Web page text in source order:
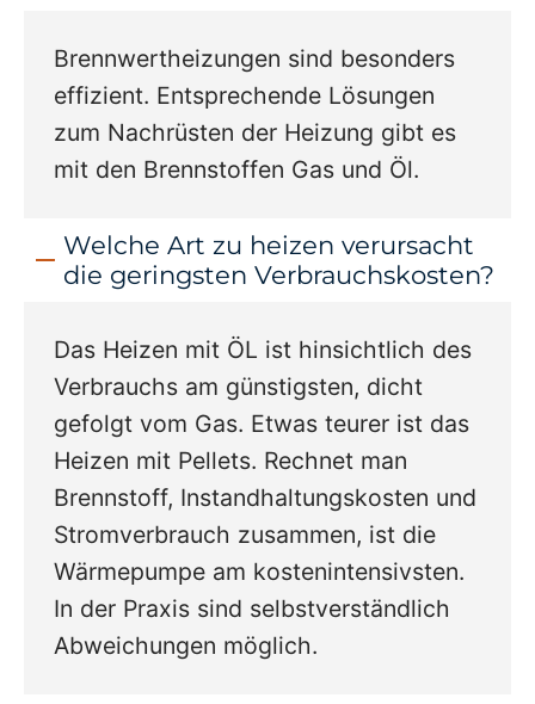
Brennwertheizungen sind besonders
effizient. Entsprechende Lösungen
zum Nachrüsten der Heizung gibt es
mit den Brennstoffen Gas und Öl.
Welche Art zu heizen verursacht
die geringsten Verbrauchskosten?
Das Heizen mit ÖL ist hinsichtlich des
Verbrauchs am günstigsten, dicht
gefolgt vom Gas. Etwas teurer ist das
Heizen mit Pellets. Rechnet man
Brennstoff, Instandhaltungskosten und
Stromverbrauch zusammen, ist die
Wärmepumpe am kostenintensivsten.
In der Praxis sind selbstverständlich
Abweichungen möglich.